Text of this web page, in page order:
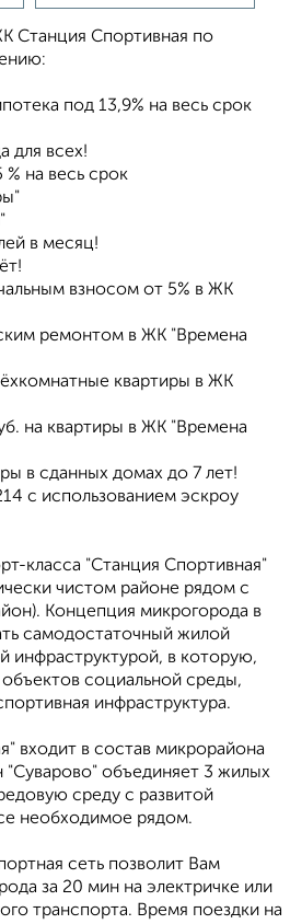
Станция Спортивная по
под 13,9% на весь срок
для всех!
на весь срок
в месяц!
взносом от 5% в ЖК
ремонтом в ЖК "Времена
квартиры в ЖК
на квартиры в ЖК "Времена
в сданных домах до 7 лет!
с использованием эскроу
класса "Станция Спортивная"
чистом районе рядом с
Концепция микрогорода в
самодостаточный жилой
инфраструктурой, в которую,
социальной среды,
инфраструктура.
входит в состав микрорайона
"Суварово" объединяет 3 жилых
среду с развитой
необходимое рядом.
сеть позволит Вам
за 20 мин на электричке или
транспорта. Время поездки на